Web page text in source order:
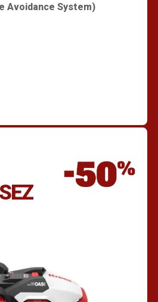
Avoidance System)
un revendeur